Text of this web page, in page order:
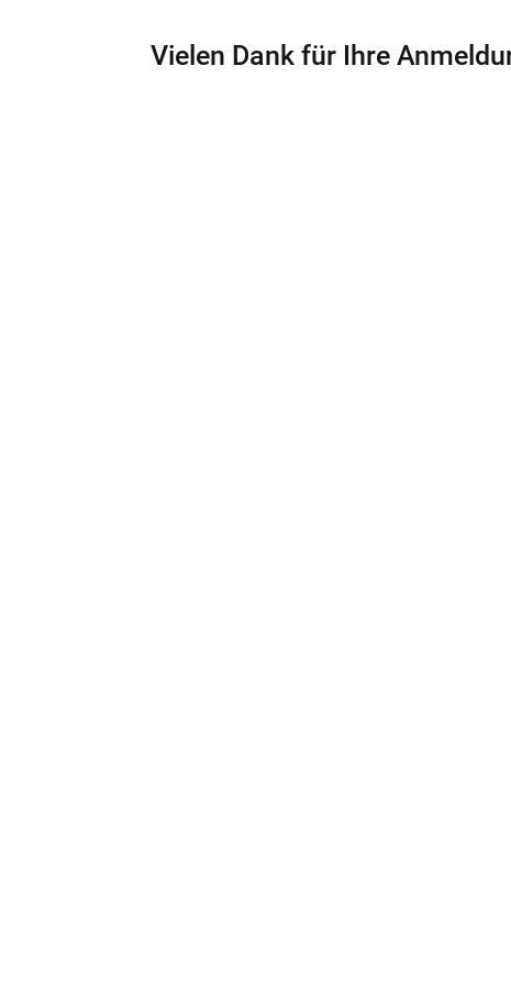
Vielen Dank für Ihre